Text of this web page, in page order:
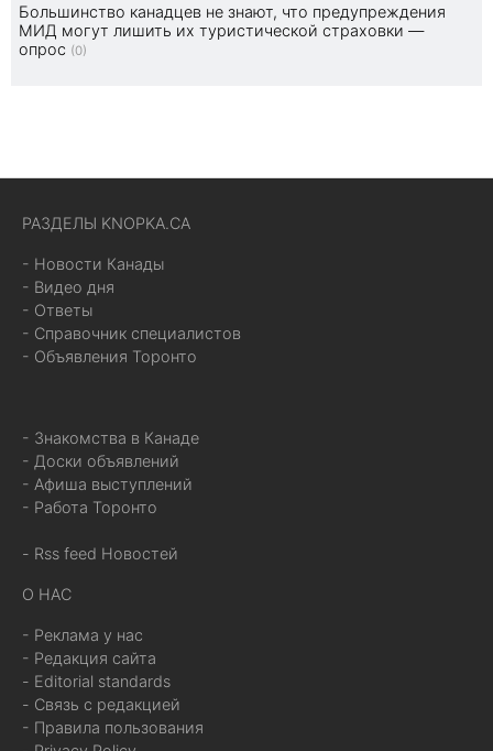
Большинство канадцев не знают, что предупреждения
МИД могут лишить их туристической страховки —
опрос (0)
РАЗДЕЛЫ KNOPKA.CA
- Новости Канады
- Видео дня
- Ответы
- Справочник специалистов
- Объявления Торонто
- Знакомства в Канаде
- Доски объявлений
- Афиша выступлений
- Работа Торонто
- Rss feed Новостей
О НАС
- Реклама у нас
- Редакция сайта
- Editorial standards
- Связь с редакцией
- Правила пользования